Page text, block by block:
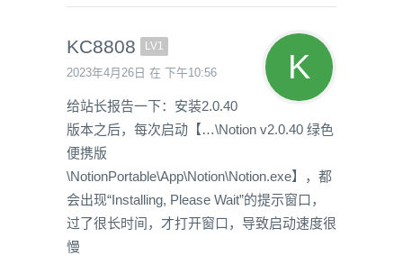
KC8808 LV1
2023年4月26日 在 下午10:56
给站长报告一下：安装2.0.40
版本之后，每次启动【…\Notion v2.0.40 绿色
便携版
\NotionPortable\App\Notion\Notion.exe】，都
会出现“Installing, Please Wait”的提示窗口，
过了很长时间，才打开窗口，导致启动速度很
慢